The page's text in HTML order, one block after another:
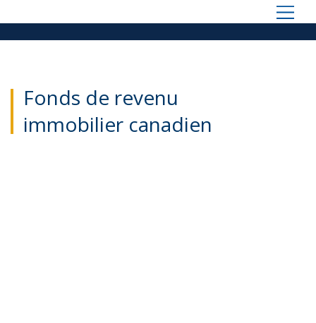
Fonds de revenu
immobilier canadien